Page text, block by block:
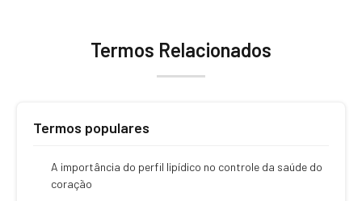
Termos Relacionados
Termos populares
A importância do perfil lipídico no controle da saúde do
coração